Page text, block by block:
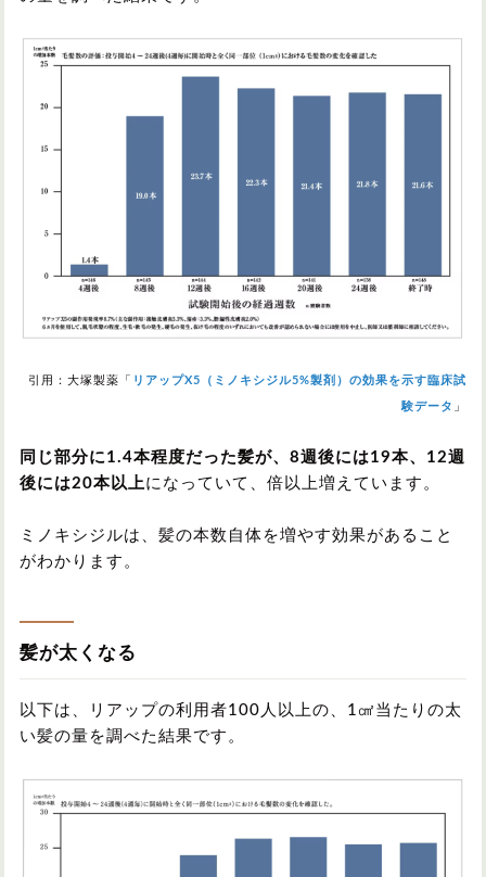
引用：大塚製薬「 リアップX5（ミノキシジル5%製剤）の効果を示す臨床試
験データ 」
同じ部分に1.4本程度だった髪が、8週後には19本、12週
後には20本以上になっていて、倍以上増えています。
ミノキシジルは、髪の本数自体を増やす効果があること
がわかります。
髪が太くなる
以下は、リアップの利用者100人以上の、1㎠当たりの太
い髪の量を調べた結果です。